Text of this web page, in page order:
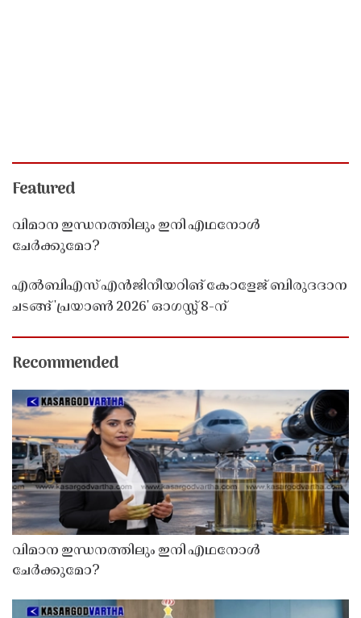
Featured
വിമാന ഇന്ധനത്തിലും ഇനി എഥനോൾ
ചേർക്കുമോ?
എൽബിഎസ് എൻജിനീയറിങ് കോളേജ് ബിരുദദാന
ചടങ്ങ് 'പ്രയാൺ 2026' ഓഗസ്റ്റ് 8-ന്
Recommended
വിമാന ഇന്ധനത്തിലും ഇനി എഥനോൾ
ചേർക്കുമോ?